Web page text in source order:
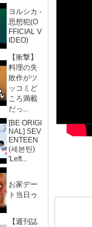
ヨルシカ -
思想犯(O
FFICIAL V
IDEO)
【衝撃】
料理の失
敗作がツ
ッコミど
ころ満載
だっ...
[BE ORIGI
NAL] SEV
ENTEEN
(세븐틴)
'Left...
お家デー
ト当日ゥ
【週刊誌